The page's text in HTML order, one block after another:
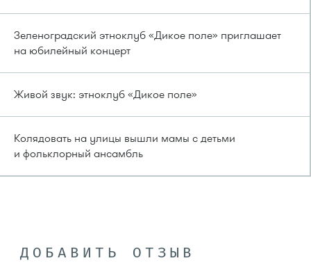
Зеленоградский этноклуб «Дикое поле» приглашает
на юбилейный концерт
Живой звук: этноклуб «Дикое поле»
Колядовать на улицы вышли мамы с детьми
и фольклорный ансамбль
ДОБАВИТЬ ОТЗЫВ